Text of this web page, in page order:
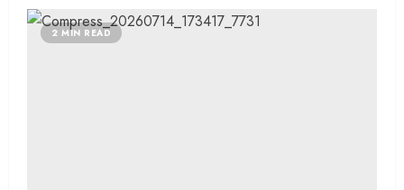
2 MIN READ